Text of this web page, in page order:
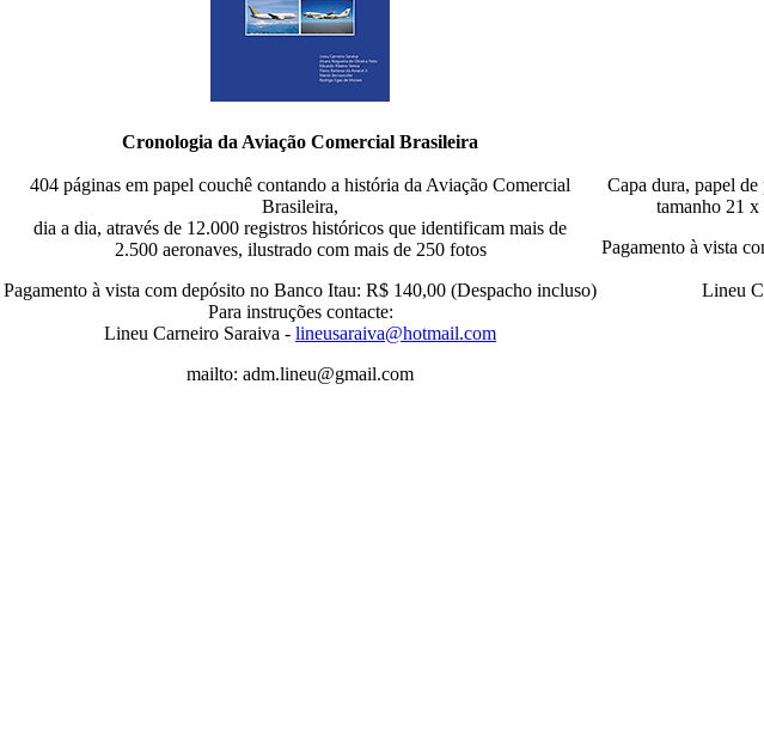
Cronologia da Aviação Comercial Brasileira
404 páginas em papel couchê contando a história da Aviação Comercial
Brasileira,
dia a dia, através de 12.000 registros históricos que identificam mais de
2.500 aeronaves, ilustrado com mais de 250 fotos
Pagamento à vista com depósito no Banco Itau: R$ 140,00 (Despacho incluso)
Para instruções contacte:
Lineu Carneiro Saraiva - lineusaraiva@hotmail.com
mailto: adm.lineu@gmail.com
Capa dura, papel
tamanho 21 x
Pagamento à vista
Lineu